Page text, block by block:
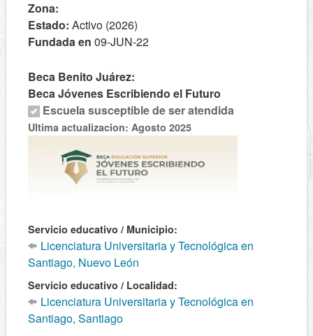
Zona:
Estado: Activo (2026)
Fundada en 09-JUN-22
Beca Benito Juárez:
Beca Jóvenes Escribiendo el Futuro
Escuela susceptible de ser atendida
Ultima actualizacion: Agosto 2025
Servicio educativo / Municipio:
Licenciatura Universitaria y Tecnológica en
Santiago, Nuevo León
Servicio educativo / Localidad:
Licenciatura Universitaria y Tecnológica en
Santiago, Santiago